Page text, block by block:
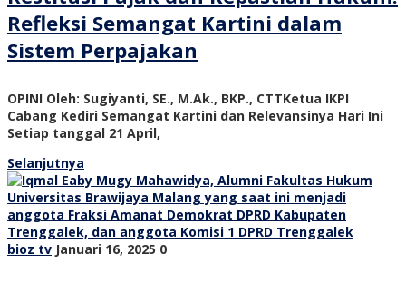
Refleksi Semangat Kartini dalam
Sistem Perpajakan
OPINI Oleh: Sugiyanti, SE., M.Ak., BKP., CTTKetua IKPI
Cabang Kediri Semangat Kartini dan Relevansinya Hari Ini
Setiap tanggal 21 April,
Selanjutnya
bioz tv Januari 16, 2025 0